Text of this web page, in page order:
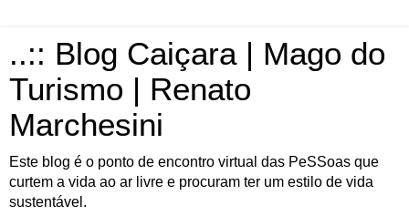
..:: Blog Caiçara | Mago do
Turismo | Renato
Marchesini
Este blog é o ponto de encontro virtual das PeSSoas que
curtem a vida ao ar livre e procuram ter um estilo de vida
sustentável.